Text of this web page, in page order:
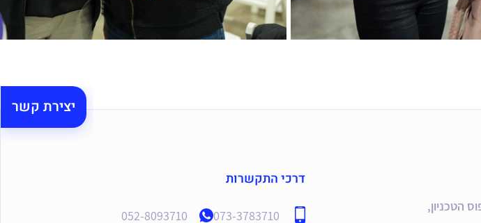
יצירת קשר
הטכניון,
דרכי התקשרות
073-3783710
052-8093710